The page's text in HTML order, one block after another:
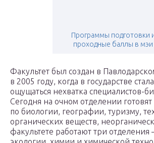
Программы подготовки
проходные баллы в мэи
Факультет был создан в
в 2005 году, когда в государстве
ощущаться нехватка специалистов-
Сегодня на очном отделении готовят
по биологии, географии, туризму,
органических веществ,
факультете работают три отделения